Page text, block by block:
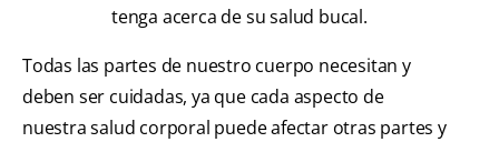
tenga acerca de su salud bucal.
Todas las partes de nuestro cuerpo necesitan y
deben ser cuidadas, ya que cada aspecto de
nuestra salud corporal puede afectar otras partes y